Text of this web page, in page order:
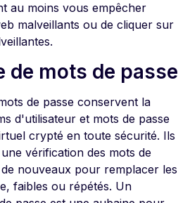
au moins vous empêcher
malveillants ou de cliquer sur
de mots de passe
de passe conservent la
d'utilisateur et mots de passe
crypté en toute sécurité. Ils
vérification des mots de
nouveaux pour remplacer les
faibles ou répétés. Un